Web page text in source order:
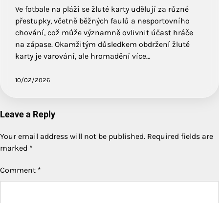
Ve fotbale na pláži se žluté karty udělují za různé
přestupky, včetně běžných faulů a nesportovního
chování, což může významně ovlivnit účast hráče
na zápase. Okamžitým důsledkem obdržení žluté
karty je varování, ale hromadění více…
10/02/2026
Leave a Reply
Your email address will not be published. Required fields are
marked *
Comment *